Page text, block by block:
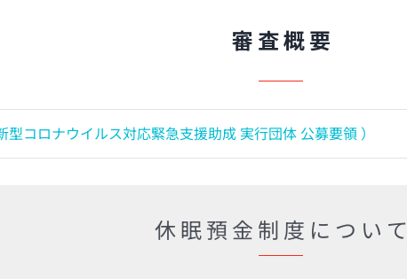
審 査 概 要
型コロナウイルス対応緊急支援助成 実行団体 公募要領 ）
休 眠 預 金 制 度 に つ い て